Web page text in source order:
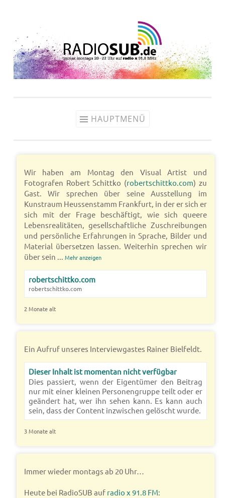
springen
HAUPTMENÜ
Wir haben am Montag den Visual Artist und
Fotografen Robert Schittko (robertschittko.com) zu
Gast. Wir sprechen über seine Ausstellung im
Kunstraum Heussenstamm Frankfurt, in der er sich er
sich mit der Frage beschäftigt, wie sich queere
Lebensrealitäten, gesellschaftliche Zuschreibungen
und persönliche Erfahrungen in Sprache, Bilder und
Material übersetzen lassen. Weiterhin sprechen wir
über sein ... Mehr anzeigen
robertschittko.com
robertschittko.com
2 Monate alt
Ein Aufruf unseres Interviewgastes Rainer Bielfeldt.
Dieser Inhalt ist momentan nicht verfügbar
Dies passiert, wenn der Eigentümer den Beitrag
nur mit einer kleinen Personengruppe teilt oder er
geändert hat, wer ihn sehen kann. Es kann auch
sein, dass der Content inzwischen gelöscht wurde.
3 Monate alt
Immer wieder montags ab 20 Uhr…
Heute bei RadioSUB auf radio x 91.8 FM: